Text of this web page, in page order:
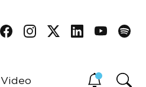
Video